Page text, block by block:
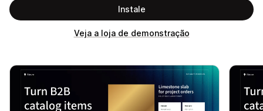
Instale
Veja a loja de demonstração